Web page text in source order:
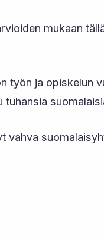
mukaan
työn ja opiskelun
vahva